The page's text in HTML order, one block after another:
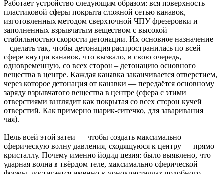
Работает устройство следующим образом: вся поверхность
пластиковой сферы покрыта сложной сетью канавок,
изготовленных методом сверхточной ЧПУ фрезеровки и
заполненных взрывчатым веществом с высокой
стабильностью скорости детонации. Их основное назначение
– сделать так, чтобы детонация распространилась по всей
сфере внутри канавок, что вызвало, в свою очередь,
одновременную, со всех сторон – детонацию основного
вещества в центре. Каждая канавка заканчивается отверстием,
через которое детонация от канавки — передаётся основному
заряду взрывчатого вещества в центре (сфера с этими
отверстиями выглядит как покрытая со всех сторон кучей
отверстий. Как примерно шарик-ситечко, для заваривания
чая).
Цель всей этой затеи — чтобы создать максимально
сферическую волну давления, сходящуюся к центру — прямо
кристаллу. Почему именно йодид цезия: было выявлено, что
ударная волна в твёрдом теле, максимально сферической